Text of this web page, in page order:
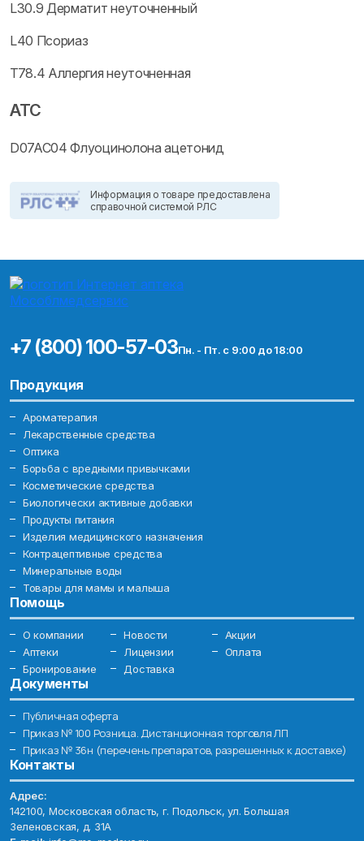
L30.9 Дерматит неуточненный
L40 Псориаз
T78.4 Аллергия неуточненная
ATC
D07AC04 Флуоцинолона ацетонид
Информация о товаре предоставлена
справочной системой РЛС
+7 (800) 100-57-03Пн. - Пт. с 9:00 до 18:00
Продукция
Ароматерапия
Лекарственные средства
Оптика
Борьба с вредными привычками
Косметические средства
Биологически активные добавки
Продукты питания
Изделия медицинского назначения
Контрацептивные средства
Минеральные воды
Товары для мамы и малыша
Помощь
О компании Новости
Акции
Аптеки
Лицензии
Оплата
Бронирование
Доставка
Документы
Публичная оферта
Приказ № 100 Розница. Дистанционная торговля ЛП
Приказ № 36н (перечень препаратов, разрешенных к доставке)
Контакты
Адрес:
142100, Московская область, г. Подольск, ул. Большая
Зеленовская, д. 31А